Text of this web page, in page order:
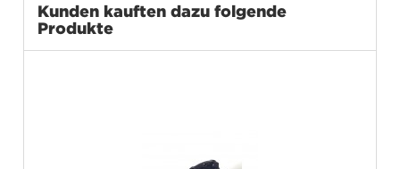
Kunden kauften dazu folgende
Produkte